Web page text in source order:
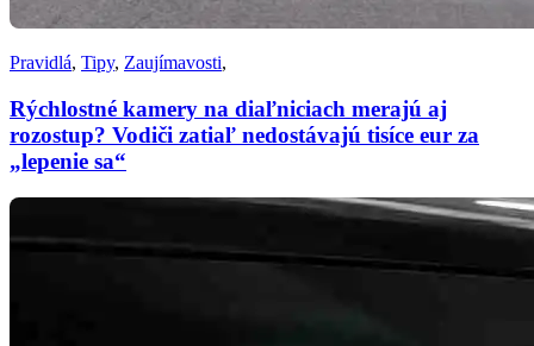
Pravidlá, Tipy, Zaujímavosti,
Rýchlostné kamery na diaľniciach merajú aj
rozostup? Vodiči zatiaľ nedostávajú tisíce eur za
„lepenie sa“